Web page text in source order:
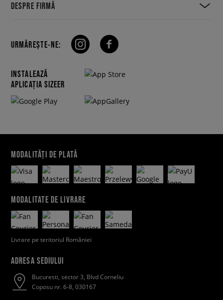
DESPRE FIRMĂ
URMĂREȘTE-NE:
INSTALEAZĂ
APLICAȚIA SIZEER
MODALITĂȚI DE PLATĂ
MODALITATE DE LIVRARE
Livrare pe teritoriul României
ADRESA SEDIULUI
Bucuresti, sector 3, Blvd Corneliu
Coposu nr. 6-8, 030167